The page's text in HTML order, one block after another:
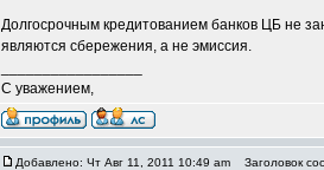
Долгосрочным кредитованием банков ЦБ не
являются сбережения, а не эмиссия.
С уважением,
Добавлено: Чт Авг 11, 2011 10:49 am Заголовок